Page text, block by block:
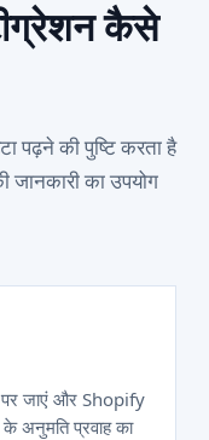
कैसे
पढ़ने की पुष्टि करता है
का उपयोग
जाएं और Shopify
अनुमति प्रवाह का